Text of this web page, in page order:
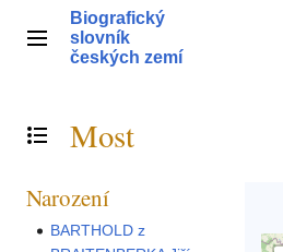
obsahHlavní menu
Biografický
slovník
českých zemí
Přepnout obsah
Most
Narození
BARTHOLD z